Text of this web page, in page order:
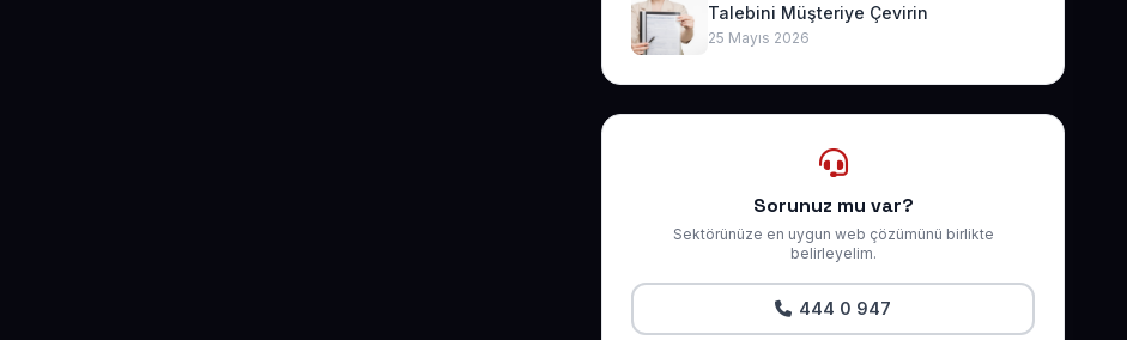
Talebini Müşteriye Çevirin
25 Mayıs 2026
Sorunuz mu var?
Sektörünüze en uygun web çözümünü birlikte
belirleyelim.
444 0 947